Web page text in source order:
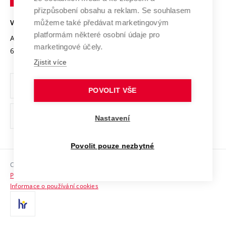
Open Science
Projekty
Projekty ze strukturálních fondů
Specifický výzkum
Univerzitní sítě
Bezpečná univerzita
Vyznamenání
Organizační struktura
Ochrana osobních údajů
odkaz)
Sociální bezpečí
HR Award
Kontakty
Brně
VYSOKÉ UČENÍ TECHNICKÉ V BRNĚ
Antonínská 548/1
602 00 Brno
www.vut.cz
vut@vutbr.cz
Copyright © 2026 VUT
Prohlášení o přístupnosti
Informace o používání cookies
přizpůsobení obsahu a reklam. Se souhlasem
můžeme také předávat marketingovým
platformám některé osobní údaje pro
marketingové účely.
Zjistit více
POVOLIT VŠE
Nastavení
Povolit pouze nezbytné